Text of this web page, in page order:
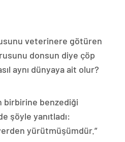
veterinere götüren
donsun diye çöp
aynı dünyaya ait olur?
birbirine benzediği
şöyle yanıtladı:
yürütmüşümdür.”